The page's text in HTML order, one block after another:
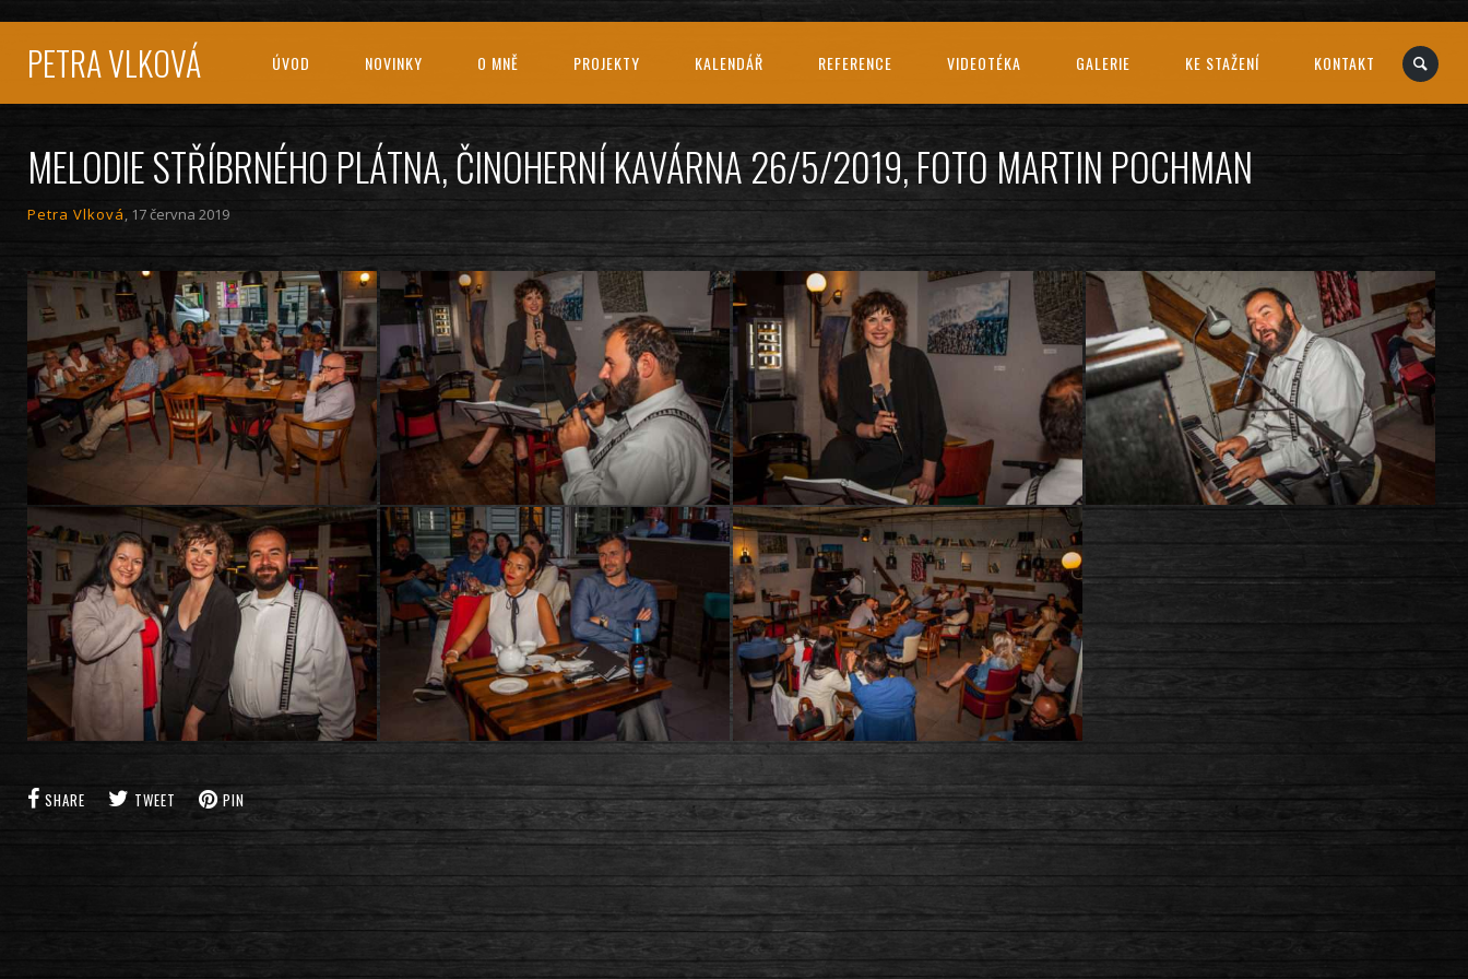
PETRA VLKOVÁ ÚVOD NOVINKY O MNĚ PROJEKTY KALENDÁŘ REFERENCE VIDEOTÉKA GALERIE KE STAŽENÍ KONTAKT
MELODIE STŘÍBRNÉHO PLÁTNA, ČINOHERNÍ KAVÁRNA 26/5/2019, FOTO MARTIN POCHMAN
Petra Vlková, 17 června 2019
SHARE TWEET PIN